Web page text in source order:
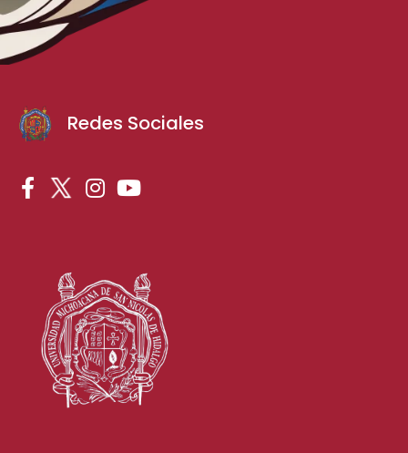
Redes Sociales